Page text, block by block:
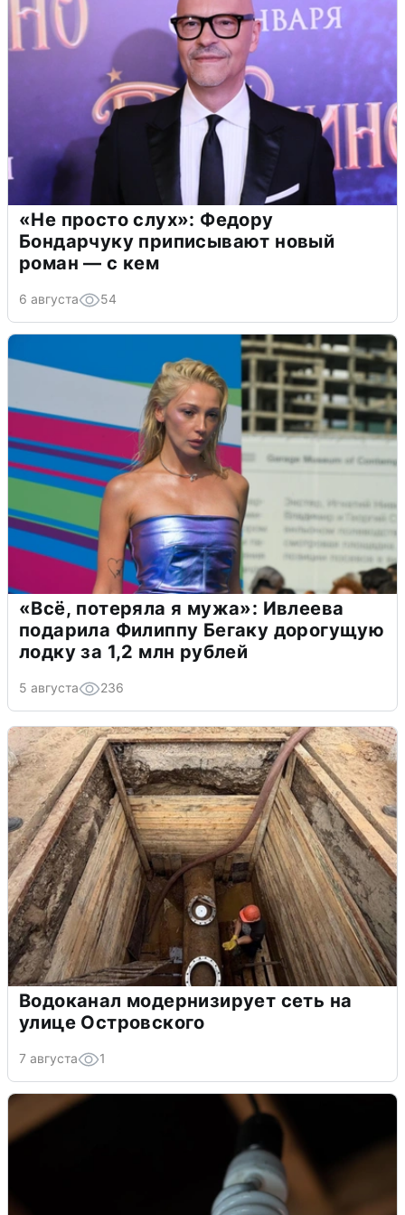
«Не просто слух»: Федору
Бондарчуку приписывают новый
роман — с кем
6 августа 54
«Всё, потеряла я мужа»: Ивлеева
подарила Филиппу Бегаку дорогущую
лодку за 1,2 млн рублей
5 августа 236
Водоканал модернизирует сеть на
улице Островского
7 августа 1